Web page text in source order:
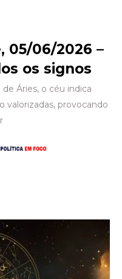
05/06/2026 –
os signos
de Áries, o céu indica
valorizadas, provocando